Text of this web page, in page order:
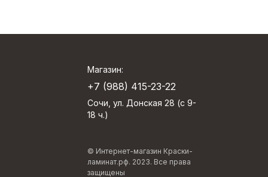
Магазин:
+7 (988) 415-23-22
Сочи, ул. Донская 28 (с 9-
18 ч.)
© Интернет-магазин Краски-
ламинат.рф. 2023. Все права
защищены